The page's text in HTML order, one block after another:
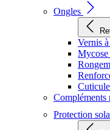
Ongles
Vernis
Mycose
Compléments
Protection